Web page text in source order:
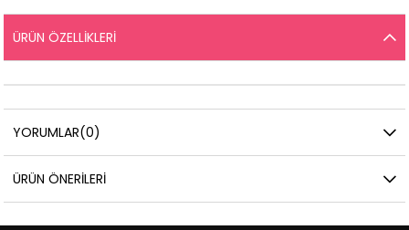
ÜRÜN ÖZELLIKLERI
YORUMLAR(0)
ÜRÜN ÖNERILERI